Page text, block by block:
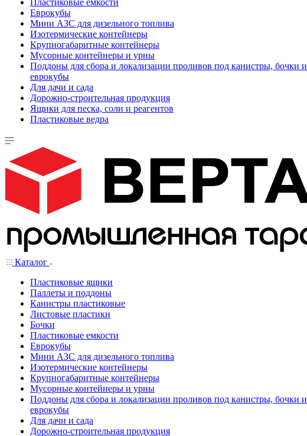
Пластиковые емкости
Еврокубы
Мини АЗС для дизельного топлива
Изотермические контейнеры
Крупногабаритные контейнеры
Мусорные контейнеры и урны
Поддоны для сбора и локализации проливов под канистры, бочки и
еврокубы
Для дачи и сада
Дорожно-строительная продукция
Ящики для песка, соли и реагентов
Пластиковые ведра
Каталог
Пластиковые ящики
Паллеты и поддоны
Канистры пластиковые
Листовые пластики
Бочки
Пластиковые емкости
Еврокубы
Мини АЗС для дизельного топлива
Изотермические контейнеры
Крупногабаритные контейнеры
Мусорные контейнеры и урны
Поддоны для сбора и локализации проливов под канистры, бочки и
еврокубы
Для дачи и сада
Дорожно-строительная продукция